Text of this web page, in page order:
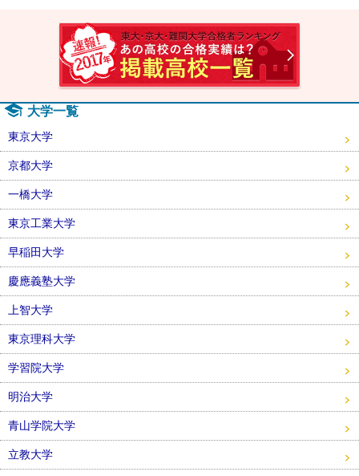
大学一覧
東京大学
京都大学
一橋大学
東京工業大学
早稲田大学
慶應義塾大学
上智大学
東京理科大学
学習院大学
明治大学
青山学院大学
立教大学